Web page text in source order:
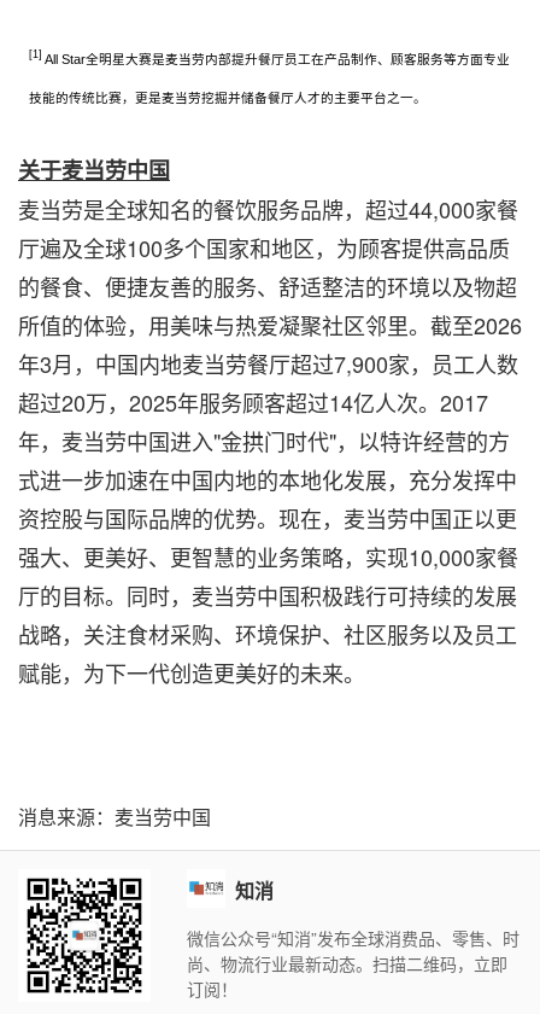
[1] All Star全明星大赛是麦当劳内部提升餐厅员工在产品制作、顾客服务等方面专业
技能的传统比赛，更是麦当劳挖掘并储备餐厅人才的主要平台之一。
关于麦当劳中国
麦当劳是全球知名的餐饮服务品牌，超过44,000家餐
厅遍及全球100多个国家和地区，为顾客提供高品质
的餐食、便捷友善的服务、舒适整洁的环境以及物超
所值的体验，用美味与热爱凝聚社区邻里。截至2026
年3月，中国内地麦当劳餐厅超过7,900家，员工人数
超过20万，2025年服务顾客超过14亿人次。2017
年，麦当劳中国进入"金拱门时代"，以特许经营的方
式进一步加速在中国内地的本地化发展，充分发挥中
资控股与国际品牌的优势。现在，麦当劳中国正以更
强大、更美好、更智慧的业务策略，实现10,000家餐
厅的目标。同时，麦当劳中国积极践行可持续的发展
战略，关注食材采购、环境保护、社区服务以及员工
赋能，为下一代创造更美好的未来。
消息来源：麦当劳中国
知消
微信公众号“知消”发布全球消费品、零售、时
尚、物流行业最新动态。扫描二维码，立即
订阅！